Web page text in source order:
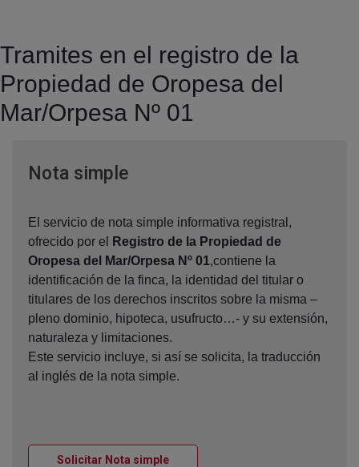
Tramites en el registro de la
Propiedad de Oropesa del
Mar/Orpesa Nº 01
Nota simpleVentana nueva
El servicio de nota simple informativa registral,
ofrecido por el
Registro de la Propiedad de
Oropesa del Mar/Orpesa Nº 01,contiene la
identificación de la finca, la identidad del titular o
titulares de los derechos inscritos sobre la misma –
pleno dominio, hipoteca, usufructo…- y su extensión,
naturaleza y limitaciones.
Este servicio incluye, si así se solicita, la traducción
al inglés de la nota simple.
Solicitar Nota simpleVentana nueva